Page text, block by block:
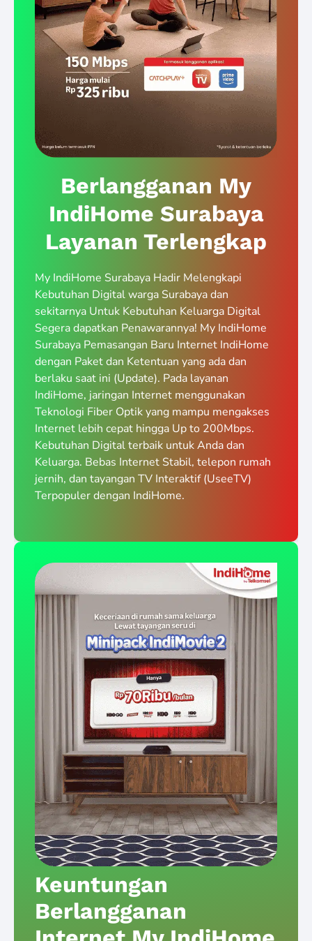
Berlangganan My
IndiHome Surabaya
Layanan Terlengkap
My IndiHome Surabaya Hadir Melengkapi
Kebutuhan Digital warga Surabaya dan
sekitarnya Untuk Kebutuhan Keluarga Digital
Segera dapatkan Penawarannya! My IndiHome
Surabaya Pemasangan Baru Internet IndiHome
dengan Paket dan Ketentuan yang ada dan
berlaku saat ini (Update). Pada layanan
IndiHome, jaringan Internet menggunakan
Teknologi Fiber Optik yang mampu mengakses
Internet lebih cepat hingga Up to 200Mbps.
Kebutuhan Digital terbaik untuk Anda dan
Keluarga. Bebas Internet Stabil, telepon rumah
jernih, dan tayangan TV Interaktif (UseeTV)
Terpopuler dengan IndiHome.
Keuntungan
Berlangganan